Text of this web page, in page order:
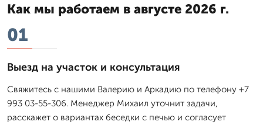
Как мы работаем в августе 2026 г.
01
Выезд на участок и консультация
Свяжитесь с нашими Валерию и Аркадию по телефону +7
993 03-55-306. Менеджер Михаил уточнит задачи,
расскажет о вариантах беседки с печью и согласует